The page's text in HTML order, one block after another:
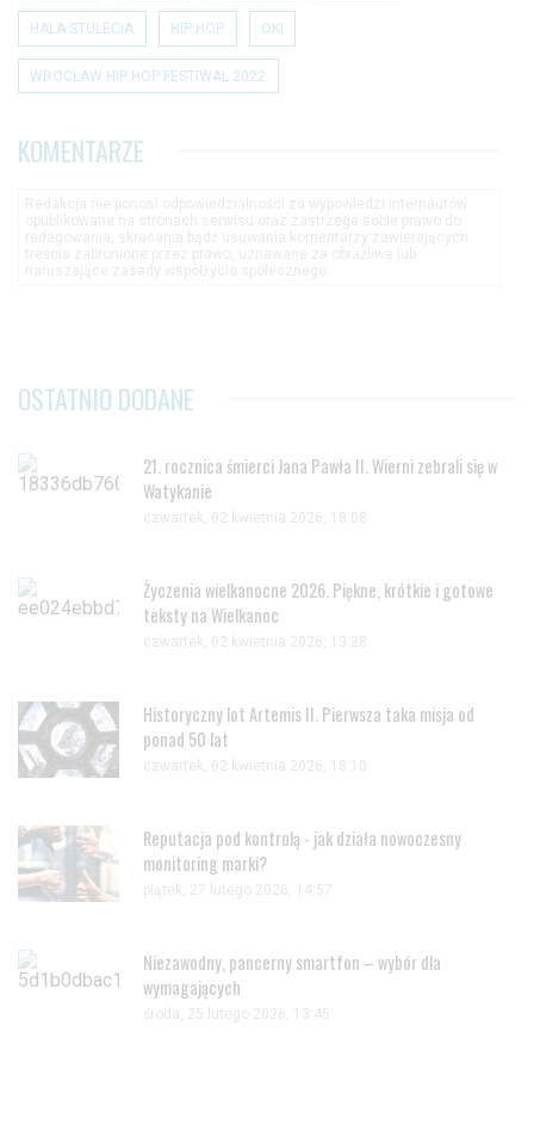
HALA STULECIA HIP HOP OKI
WROCŁAW HIP HOP FESTIWAL 2022
KOMENTARZE
OSTATNIO DODANE
21. rocznica śmierci Jana Pawła II. Wierni zebrali się w
Watykanie
czwartek, 02 kwietnia 2026, 18:08
Życzenia wielkanocne 2026. Piękne, krótkie i gotowe
teksty na Wielkanoc
czwartek, 02 kwietnia 2026, 13:28
Historyczny lot Artemis II. Pierwsza taka misja od
ponad 50 lat
czwartek, 02 kwietnia 2026, 18:10
Reputacja pod kontrolą - jak działa nowoczesny
monitoring marki?
piątek, 27 lutego 2026, 14:57
Niezawodny, pancerny smartfon – wybór dla
wymagających
środa, 25 lutego 2026, 13:45